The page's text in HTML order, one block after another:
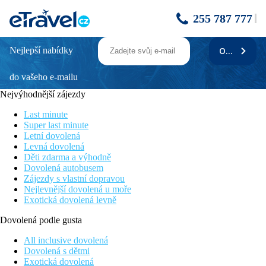
255 787 777
C Mauritius
Klidná dovolená
Hotel přímo na pláži
All inclusive
Poloha
Hotel se nachází na východním pobřeží ostrova přímo u pláže.
Letiště - 50km
Vybavení
Vstupní hala, recepce, 3 restaurace (bufetová mezinárodní,
plážové bistro, asijská a la carte), bar, 3 bazény, obchod se
suvenýry, Lázně C Spa (za poplatek) - sauna, pára, masáže,
hlídaní dětí (za poplatek).
Pokoje
Dvoulůžkový pokoj, Prestige:
Nejlepší nabídky
do vašeho e-mailu
ODEBÍRAT
Nejvýhodnější zájezdy
Last minute
Super last minute
Letní dovolená
Levná dovolená
Děti zdarma a výhodně
Dovolená autobusem
Zájezdy s vlastní dopravou
Nejlevnější dovolená u moře
Exotická dovolená levně
Dovolená podle gusta
All inclusive dovolená
Dovolená s dětmi
Exotická dovolená